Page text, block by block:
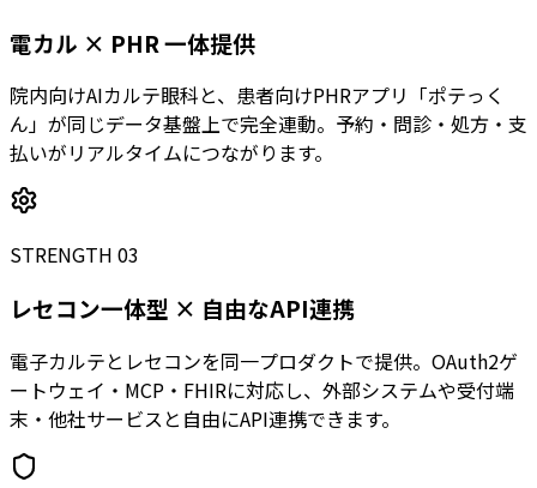
電カル × PHR 一体提供
院内向けAIカルテ眼科と、患者向けPHRアプリ「ポテっく
ん」が同じデータ基盤上で完全連動。予約・問診・処方・支
払いがリアルタイムにつながります。
STRENGTH 03
レセコン一体型 × 自由なAPI連携
電子カルテとレセコンを同一プロダクトで提供。OAuth2ゲ
ートウェイ・MCP・FHIRに対応し、外部システムや受付端
末・他社サービスと自由にAPI連携できます。